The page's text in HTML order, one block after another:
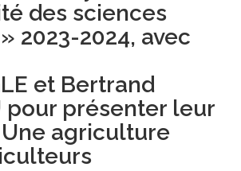
des sciences
2023-2024, avec
et Bertrand
pour présenter leur
agriculture